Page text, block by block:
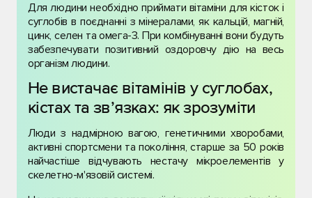
Для людини необхідно приймати вітаміни для кісток і
суглобів в поєднанні з мінералами, як кальцій, магній,
цинк, селен та омега-3. При комбінуванні вони будуть
забезпечувати позитивний оздоровчу дію на весь
організм людини.
Не вистачає вітамінів у суглобах,
кістах та звʼязках: як зрозуміти
Люди з надмірною вагою, генетичними хворобами,
активні спортсмени та покоління, старше за 50 років
найчастіше відчувають нестачу мікроелементів у
скелетно-м'язовій системі.